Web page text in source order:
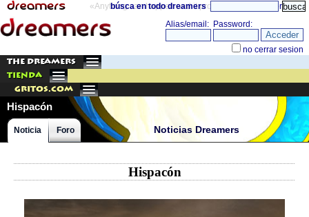
«Anything can happen and it probably will» directorio
búsca en todo dreamers
THE DREAMERS
TIENDA
Gritos.com
Hispacón
Noticias Dreamers
Noticia Foro
Hispacón